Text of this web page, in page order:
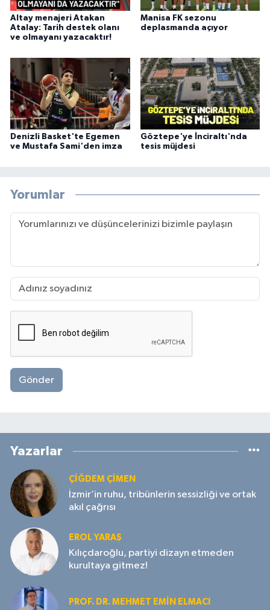
Altay menajeri Atakan
Atalay: Tarih destek olanı
ve olmayanı yazacaktır!
Manisa FK sezonu
deplasmanda açıyor
Denizli Basket'te Egemen
ve Mustafa Sami'den imza
Göztepe'ye İnciraltı'nda
tesis müjdesi
Yorumlar
Gönder
Yazarlar
ÇIĞDEM ÇIMEN
İzmir’in ruhu, tribünlerin sessizliği ve ortak
akıl çağrısı
EROL YARAŞ
Kılıçdaroğlu, partiyi dizayn etmeden
kurultaya gitmez!
PROF. DR. MEHMET EMIN ELMACI